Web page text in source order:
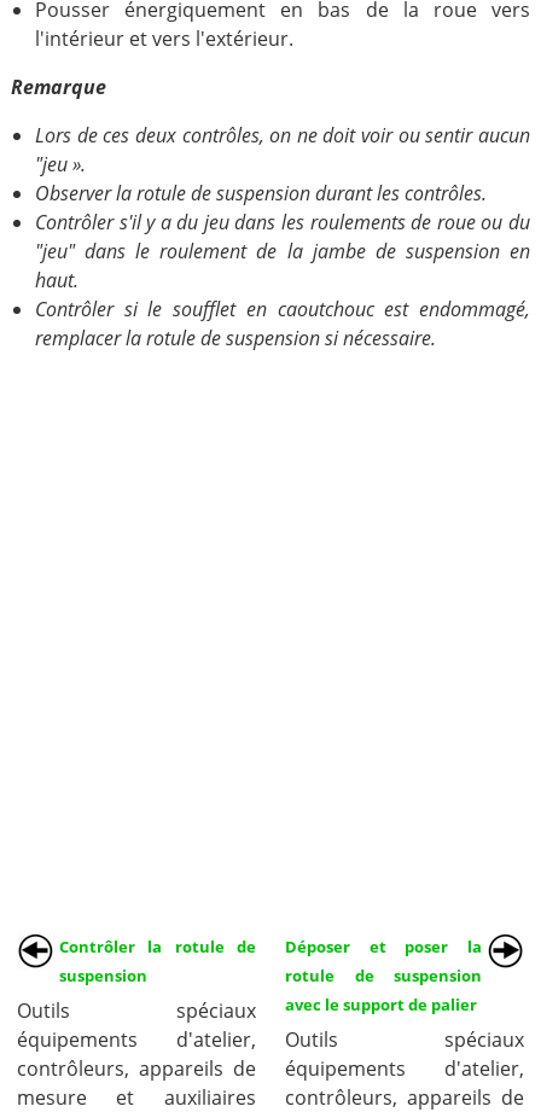
Pousser énergiquement en bas de la roue vers
l'intérieur et vers l'extérieur.
Remarque
Lors de ces deux contrôles, on ne doit voir ou sentir aucun
"jeu ».
Observer la rotule de suspension durant les contrôles.
Contrôler s'il y a du jeu dans les roulements de roue ou du
"jeu" dans le roulement de la jambe de suspension en
haut.
Contrôler si le soufflet en caoutchouc est endommagé,
remplacer la rotule de suspension si nécessaire.
Contrôler la rotule de
suspension
Outils spéciaux
équipements d'atelier,
contrôleurs, appareils de
mesure et auxiliaires
Déposer et poser la
rotule de suspension
avec le support de palier
Outils spéciaux
équipements d'atelier,
contrôleurs, appareils de